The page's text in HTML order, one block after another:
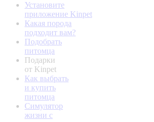
Установите
приложение Kinpet
Какая порода
подходит вам?
Подобрать
питомца
Подарки
от Kinpet
Как выбрать
и купить
питомца
Симулятор
жизни с